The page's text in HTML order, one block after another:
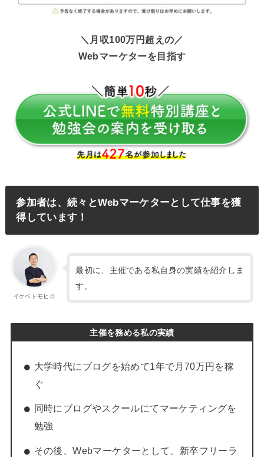
＼月収100万円超えの／
Webマーケターを目指す
参加者は、続々とWebマーケターとして仕事を獲
得しています！
イケベトモヒロ
最初に、主催である私自身の実績を紹介しま
す。
主催を務める私の実績
大学時代にブログを始めて1年で月70万円を稼
ぐ
同時にブログやスクールにてマーケティングを
勉強
その後、Webマーケターとして、新卒フリーラ